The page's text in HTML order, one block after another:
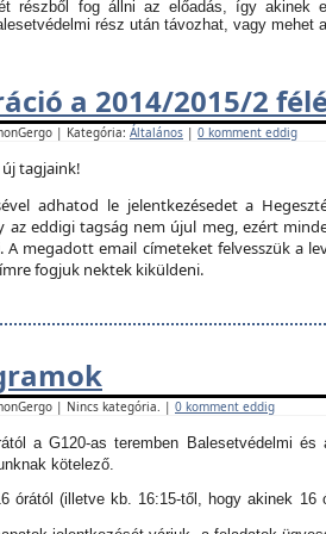
részből fog állni az előadás, így akinek
rész után távozhat, vagy mehet
a 2014/2015/2
| Kategória: Általános | 0 komment eddig
új tagjaink!
adhatod le jelentkezésedet a
az eddigi tagság nem újul meg, ezért
megadott email címeteket felvesszük a
fogjuk nektek kiküldeni.
| Nincs kategória. | 0 komment eddig
a G120-as teremben Balesetvédelmi
kötelező.
órától (illetve kb. 16:15-től, hogy akinek